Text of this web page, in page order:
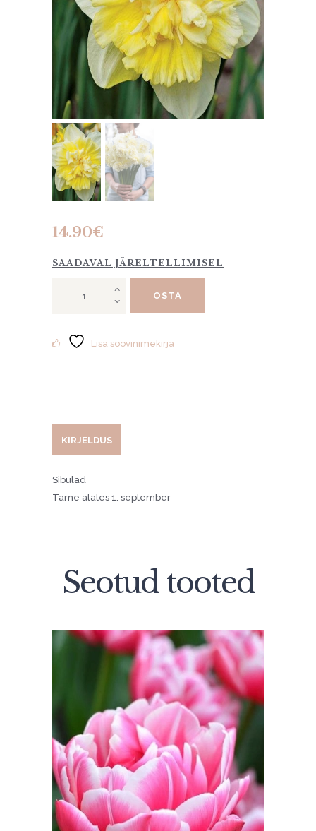
14.90€
SAADAVAL JÄRELTELLIMISEL
kogus
OSTA
Lisa soovinimekirja
KIRJELDUS
Sibulad
Tarne alates 1. september
Seotud tooted